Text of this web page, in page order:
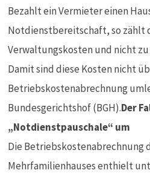
Bezahlt ein Vermieter einen
Notdienstbereitschaft, so zählt
Verwaltungskosten und nicht
Damit sind diese Kosten nicht
Betriebskostenabrechnung
Bundesgerichtshof (BGH).Der
„Notdienstpauschale“ um
Die Betriebskostenabrechnung
Mehrfamilienhauses enthielt